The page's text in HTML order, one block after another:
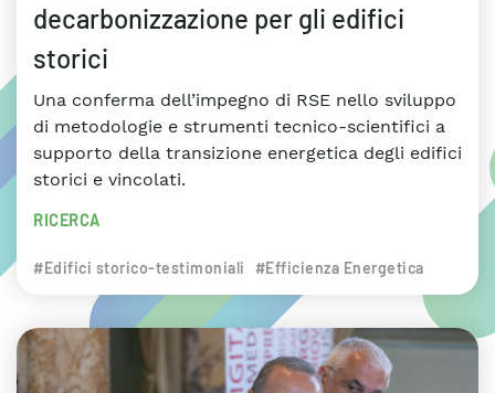
decarbonizzazione per gli edifici
storici
Una conferma dell’impegno di RSE nello sviluppo
di metodologie e strumenti tecnico-scientifici a
supporto della transizione energetica degli edifici
storici e vincolati.
RICERCA
#Edifici storico-testimoniali #Efficienza Energetica